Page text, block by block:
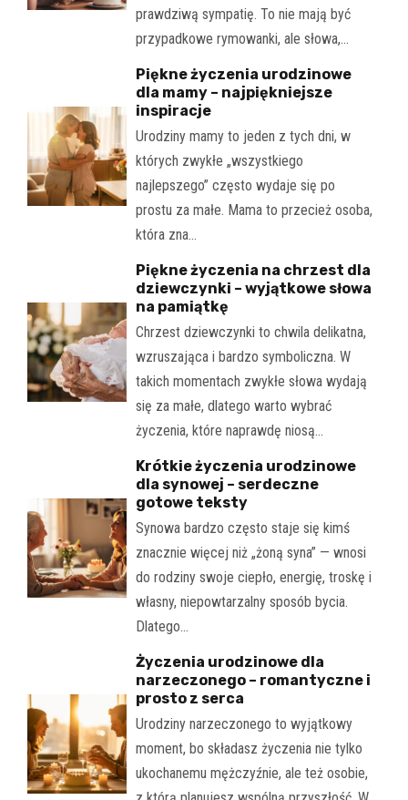
prawdziwą sympatię. To nie mają być
przypadkowe rymowanki, ale słowa,…
Piękne życzenia urodzinowe
dla mamy – najpiękniejsze
inspiracje
Urodziny mamy to jeden z tych dni, w
których zwykłe „wszystkiego
najlepszego” często wydaje się po
prostu za małe. Mama to przecież osoba,
która zna…
Piękne życzenia na chrzest dla
dziewczynki – wyjątkowe słowa
na pamiątkę
Chrzest dziewczynki to chwila delikatna,
wzruszająca i bardzo symboliczna. W
takich momentach zwykłe słowa wydają
się za małe, dlatego warto wybrać
życzenia, które naprawdę niosą…
Krótkie życzenia urodzinowe
dla synowej – serdeczne
gotowe teksty
Synowa bardzo często staje się kimś
znacznie więcej niż „żoną syna” — wnosi
do rodziny swoje ciepło, energię, troskę i
własny, niepowtarzalny sposób bycia.
Dlatego…
Życzenia urodzinowe dla
narzeczonego – romantyczne i
prosto z serca
Urodziny narzeczonego to wyjątkowy
moment, bo składasz życzenia nie tylko
ukochanemu mężczyźnie, ale też osobie,